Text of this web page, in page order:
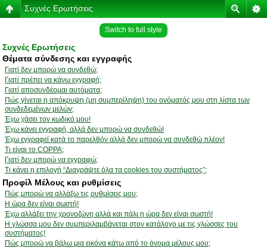
Συχνές Ερωτήσεις
Switch to full style
Συχνές Ερωτήσεις
Θέματα σύνδεσης και εγγραφής
Γιατί δεν μπορώ να συνδεθώ;
Γιατί πρέπει να κάνω εγγραφή;
Γιατί αποσυνδέομαι αυτόματα;
Πώς γίνεται η απόκρυψη (μη συμπερίληψη) του ονόματός μου στη λίστα των
συνδεδεμένων μελών;
Έχω χάσει τον κωδικό μου!
Έχω κάνει εγγραφή, αλλά δεν μπορώ να συνδεθώ!
Έχω εγγραφεί κατά το παρελθόν αλλά δεν μπορώ να συνδεθώ πλέον!
Τι είναι το COPPA;
Γιατί δεν μπορώ να εγγραφώ;
Τι κάνει η επιλογή “Διαγράψτε όλα τα cookies του συστήματος”;
Προφίλ Μέλους και ρυθμίσεις
Πώς μπορώ να αλλάξω τις ρυθμίσεις μου;
Η ώρα δεν είναι σωστή!
Έχω αλλάξει την χρονοζώνη αλλά και πάλι η ώρα δεν είναι σωστή!
Η γλώσσα μου δεν συμπεριλαμβάνεται στον κατάλογο με τις γλώσσες του
συστήματος!
Πώς μπορώ να βάλω μια εικόνα κάτω από το όνομα μέλους μου;